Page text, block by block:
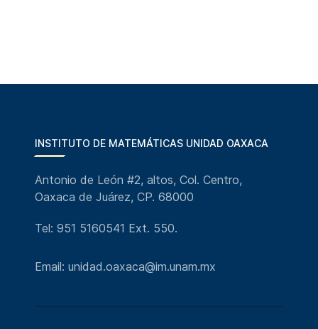
INSTITUTO DE MATEMÁTICAS UNIDAD OAXACA
Antonio de León #2, altos, Col. Centro,
Oaxaca de Juárez, CP. 68000
Tel: 951 5160541 Ext. 550.
Email: unidad.oaxaca@im.unam.mx